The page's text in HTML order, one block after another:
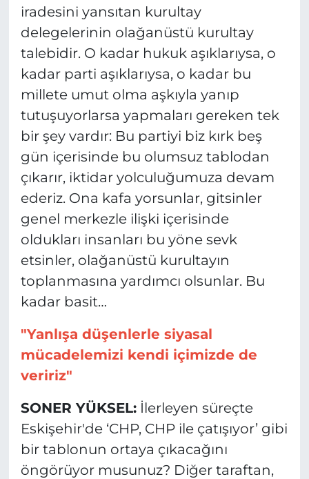
iradesini yansıtan kurultay
delegelerinin olağanüstü kurultay
talebidir. O kadar hukuk aşıklarıysa, o
kadar parti aşıklarıysa, o kadar bu
millete umut olma aşkıyla yanıp
tutuşuyorlarsa yapmaları gereken tek
bir şey vardır: Bu partiyi biz kırk beş
gün içerisinde bu olumsuz tablodan
çıkarır, iktidar yolculuğumuza devam
ederiz. Ona kafa yorsunlar, gitsinler
genel merkezle ilişki içerisinde
oldukları insanları bu yöne sevk
etsinler, olağanüstü kurultayın
toplanmasına yardımcı olsunlar. Bu
kadar basit…
"Yanlışa düşenlerle siyasal
mücadelemizi kendi içimizde de
veririz"
SONER YÜKSEL:İlerleyen süreçte
Eskişehir'de ‘CHP, CHP ile çatışıyor’ gibi
bir tablonun ortaya çıkacağını
öngörüyor musunuz? Diğer taraftan,